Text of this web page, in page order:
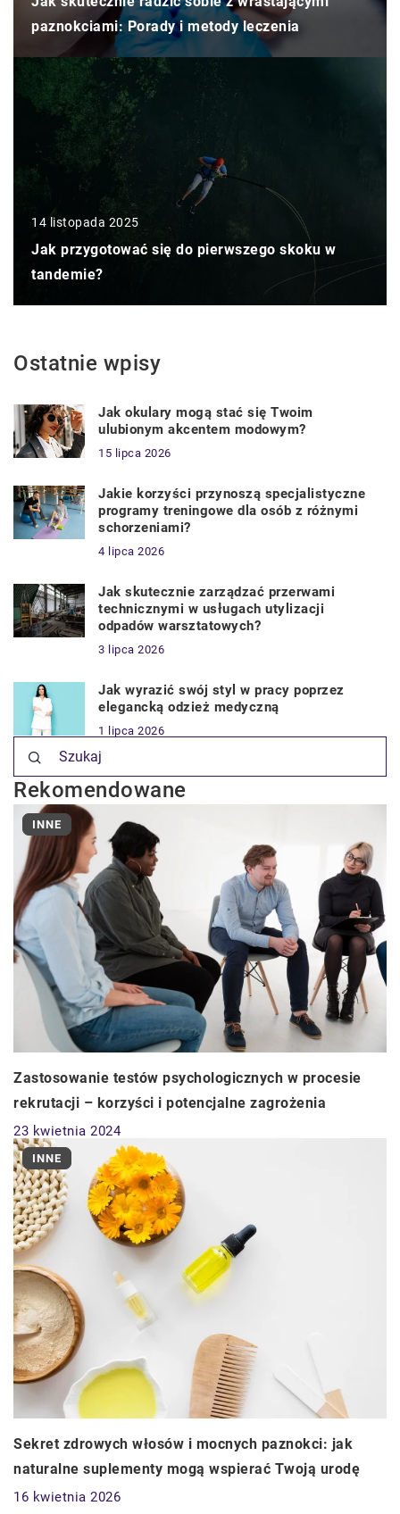
paznokciami: Porady i metody leczenia
14 listopada 2025
Jak przygotować się do pierwszego skoku w
tandemie?
Ostatnie wpisy
Jak okulary mogą stać się Twoim
ulubionym akcentem modowym?
15 lipca 2026
Jakie korzyści przynoszą specjalistyczne
programy treningowe dla osób z różnymi
schorzeniami?
4 lipca 2026
Jak skutecznie zarządzać przerwami
technicznymi w usługach utylizacji
odpadów warsztatowych?
3 lipca 2026
Jak wyrazić swój styl w pracy poprzez
elegancką odzież medyczną
1 lipca 2026
Rekomendowane
INNE
Zastosowanie testów psychologicznych w procesie
rekrutacji – korzyści i potencjalne zagrożenia
23 kwietnia 2024
INNE
Sekret zdrowych włosów i mocnych paznokci: jak
naturalne suplementy mogą wspierać Twoją urodę
16 kwietnia 2026